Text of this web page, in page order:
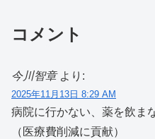
コメント
今川智章 より:
2025年11月13日 8:29 AM
病院に行かない、薬を飲ま
（医療費削減に貢献）